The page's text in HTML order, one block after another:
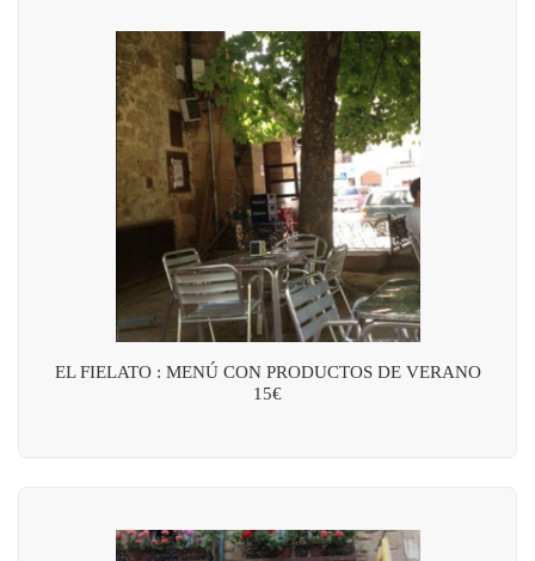
EL FIELATO : MENÚ CON PRODUCTOS DE VERANO
15€